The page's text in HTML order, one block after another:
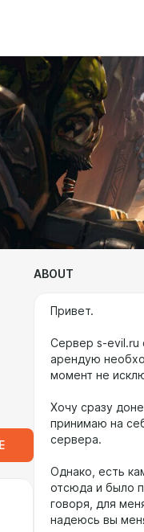
ABOUT
Привет.
Сервер s-evil.ru
арендую
момент не
Хочу сразу
принимаю на
сервера.
Однако, есть
отсюда и было
говоря, для
надеюсь вы